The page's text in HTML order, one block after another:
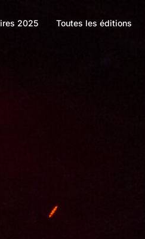
2025 Toutes les éditions